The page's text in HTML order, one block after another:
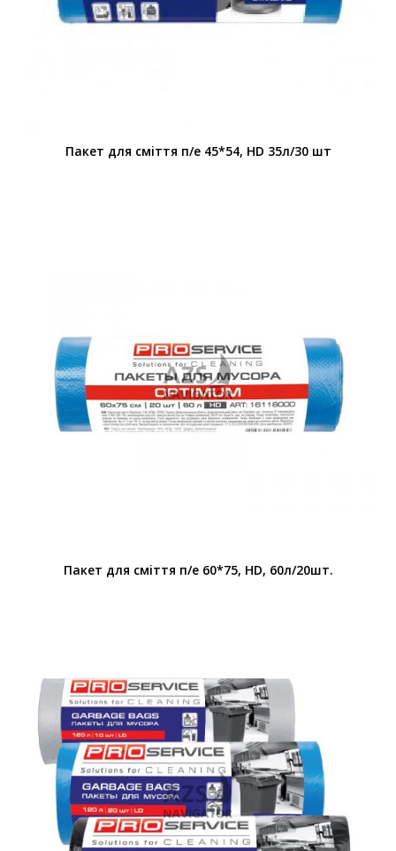
Пакет для смiття п/е 45*54, HD 35л/30 шт
Пакет для смiття п/е 60*75, HD, 60л/20шт.